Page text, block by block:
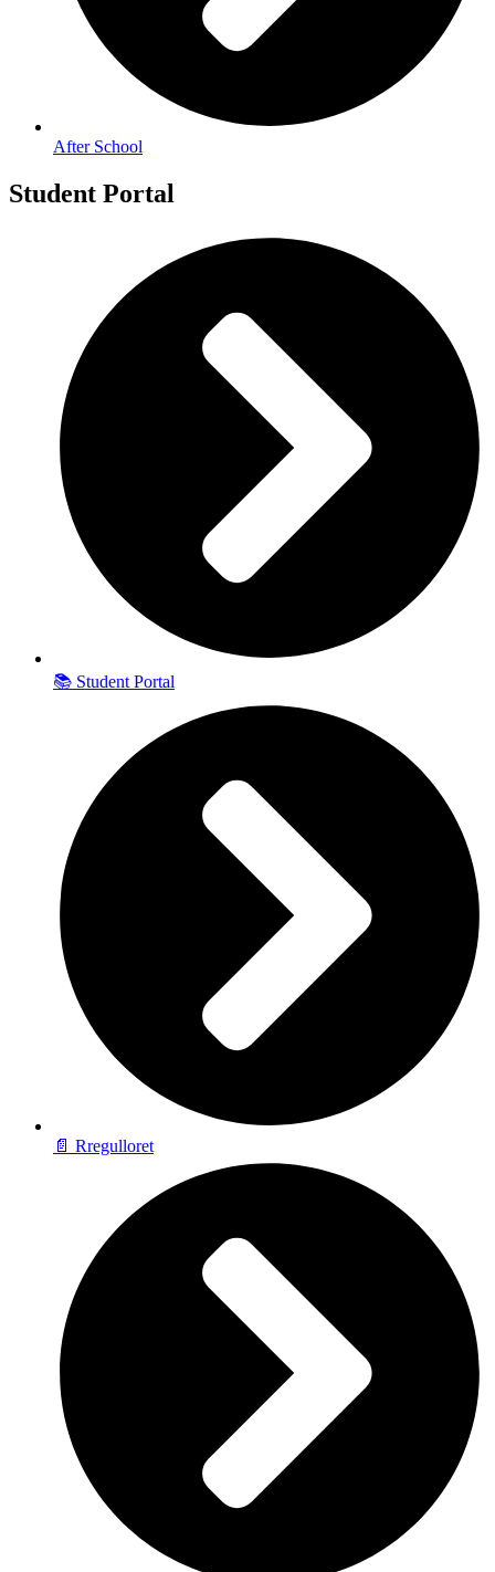
After School
Student Portal
📚 Student Portal
📄 Rregulloret